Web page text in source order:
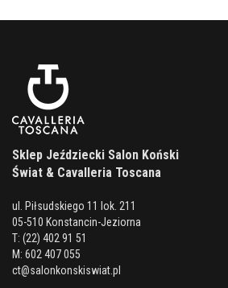
Sklep Jeździecki Salon Koński
Świat & Cavalleria Toscana
ul. Piłsudskiego 11 lok. 211
05-510 Konstancin-Jeziorna
T: (22) 402 91 51
M: 602 407 055
ct@salonkonskiswiat.pl